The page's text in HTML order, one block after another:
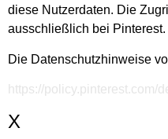
diese Nutzerdaten. Die
ausschließlich bei Pinterest.
Die Datenschutzhinweise
https://policy.pinterest.com/
X